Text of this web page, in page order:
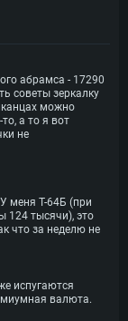
абрамса - 17290
советы зеркалку
можно
а то я вот
не
меня Т-64Б (при
124 тысячи), это
что за неделю не
испугаются
валюта.